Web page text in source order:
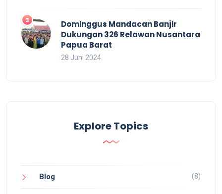
Dominggus Mandacan Banjir
Dukungan 326 Relawan Nusantara
Papua Barat
28 Juni 2024
Explore Topics
Blog (8)